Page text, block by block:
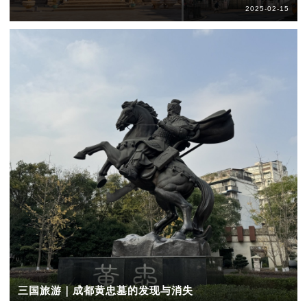
2025-02-15
三国旅游｜成都黄忠墓的发现与消失